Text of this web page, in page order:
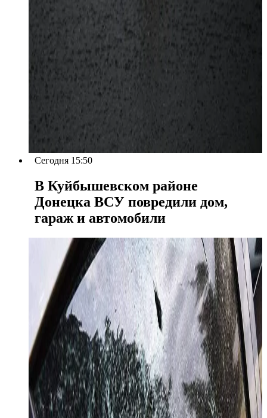
Сегодня 15:50
В Куйбышевском районе
Донецка ВСУ повредили дом,
гараж и автомобили